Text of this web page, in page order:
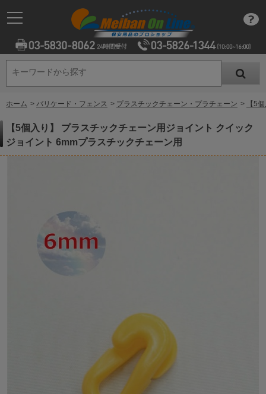
キーワードから探す
キーワードから探す
ホーム > バリケード・フェンス > プラスチックチェーン・プラチェーン > 【5
【5個入り】 プラスチックチェーン用ジョイント クイック
ジョイント 6mmプラスチックチェーン用